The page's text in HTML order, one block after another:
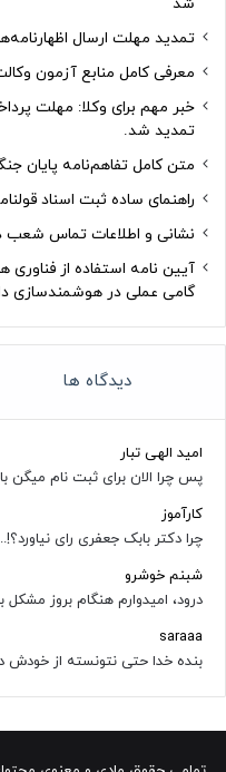
تمدید مهلت ارسال اظهارنامه‌های
معرفی کامل منابع آزمون وکالت 1405 کانون‌های وکلای
تمدید شد.
متن کامل تفاهم‌نامه پایان
راهنمای ساده ثبت اسناد
نشانی و اطلاعات تماس شعب
آیین نامه استفاده از
گامی عملی در هوشمندسازی
دیدگاه ها
امید الهی تبار
پس چرا الان برای ثبت نام میگن
کارآموز
چرا دکتر بابک جعفری رای
شبنم خوشرو
درود، امیدوارم هنگام بروز
saraaa
بنده خدا حتی نتونسته از خودش